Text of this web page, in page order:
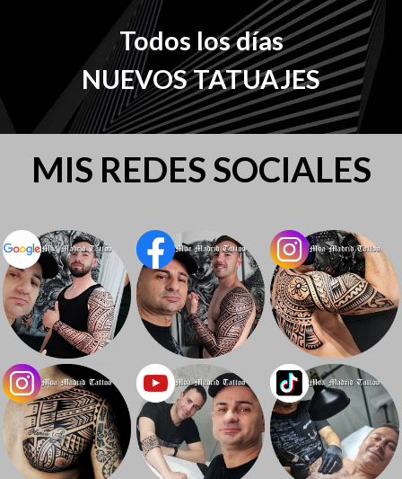
Todos los días
NUEVOS TATUAJES
MIS REDES SOCIALES